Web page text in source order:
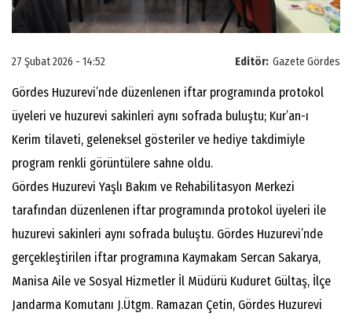
Editör: Gazete Gördes
27 Şubat 2026 - 14:52
Gördes Huzurevi’nde düzenlenen iftar programında protokol
üyeleri ve huzurevi sakinleri aynı sofrada buluştu; Kur’an-ı
Kerim tilaveti, geleneksel gösteriler ve hediye takdimiyle
program renkli görüntülere sahne oldu.
Gördes Huzurevi Yaşlı Bakım ve Rehabilitasyon Merkezi
tarafından düzenlenen iftar programında protokol üyeleri ile
huzurevi sakinleri aynı sofrada buluştu. Gördes Huzurevi’nde
gerçekleştirilen iftar programına Kaymakam Sercan Sakarya,
Manisa Aile ve Sosyal Hizmetler İl Müdürü Kuduret Gültaş, İlçe
Jandarma Komutanı J.Ütgm. Ramazan Çetin, Gördes Huzurevi